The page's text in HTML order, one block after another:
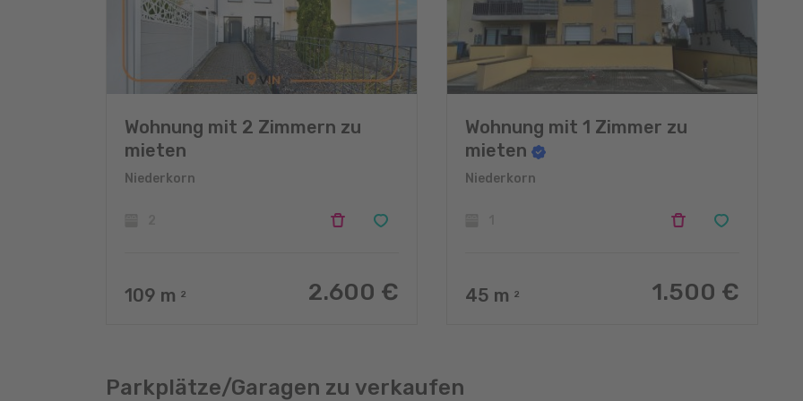
Wohnung mit 2 Zimmern zu
mieten
Niederkorn
109 m 2 2.600 €
Wohnung mit 1 Zimmer zu
mieten
Niederkorn
45 m 2 1.500 €
Parkplätze/Garagen zu verkaufen